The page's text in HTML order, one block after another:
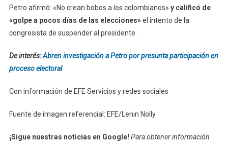
Petro afirmó: «No crean bobos a los colombianos» y calificó de
«golpe a pocos días de las elecciones»el intento de la
congresista de suspender al presidente.
De interés:Abren investigación a Petro por presunta participación en
proceso electoral
Con información de EFE Servicios y redes sociales
Fuente de imagen referencial: EFE/Lenin Nolly
¡Sigue nuestras noticias en Google! Para obtener información